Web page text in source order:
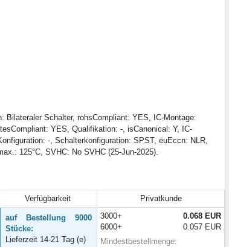
Bilateraler Schalter, rohsCompliant: YES, IC-Montage:
YES, Qualifikation: -, isCanonical: Y, IC-
-, Schalterkonfiguration: SPST, euEccn: NLR,
125°C, SVHC: No SVHC (25-Jun-2025).
Verfügbarkeit
Privatkunde
auf Bestellung 9000
Stücke:
Lieferzeit 14-21 Tag (e)
3000+
0.068 EUR
6000+
0.057 EUR
Mindestbestellmenge: